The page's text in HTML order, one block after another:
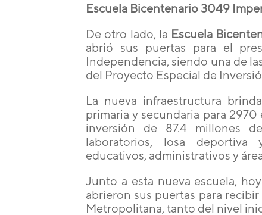
Escuela Bicentenario 3049
De otro lado, la Escuela
abrió sus puertas para el
Independencia, siendo una de
del Proyecto Especial de
La nueva infraestructura
primaria y secundaria para
inversión de 87.4 millones
laboratorios, losa
educativos, administrativos y
Junto a esta nueva escuela,
abrieron sus puertas para
Metropolitana, tanto del nivel